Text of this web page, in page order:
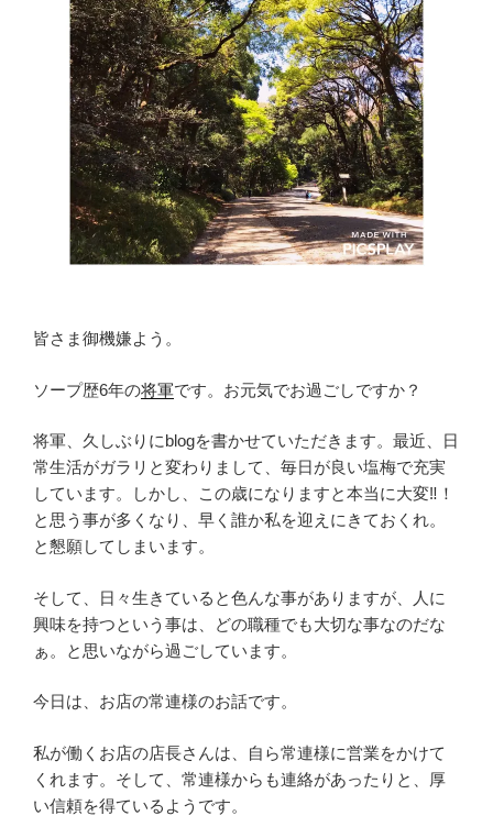
皆さま御機嫌よう。
ソープ歴6年の将軍です。お元気でお過ごしですか？
将軍、久しぶりにblogを書かせていただきます。最近、日
常生活がガラリと変わりまして、毎日が良い塩梅で充実
しています。しかし、この歳になりますと本当に大変‼！
と思う事が多くなり、早く誰か私を迎えにきておくれ。
と懇願してしまいます。
そして、日々生きていると色んな事がありますが、人に
興味を持つという事は、どの職種でも大切な事なのだな
ぁ。と思いながら過ごしています。
今日は、お店の常連様のお話です。
私が働くお店の店長さんは、自ら常連様に営業をかけて
くれます。そして、常連様からも連絡があったりと、厚
い信頼を得ているようです。